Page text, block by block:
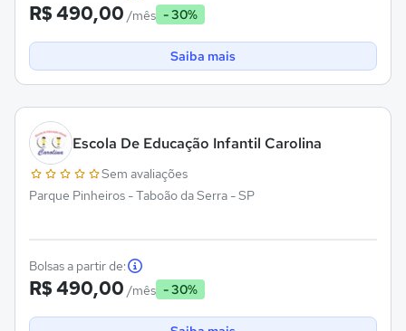
R$ 490,00 /mês - 30%
Saiba mais
Escola De Educação Infantil Carolina
Sem avaliações
Parque Pinheiros - Taboão da Serra - SP
Bolsas a partir de:
R$ 490,00 /mês - 30%